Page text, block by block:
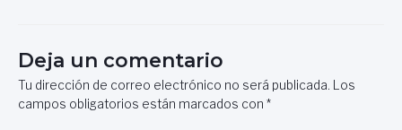
Deja un comentario
Tu dirección de correo electrónico no será publicada. Los
campos obligatorios están marcados con *